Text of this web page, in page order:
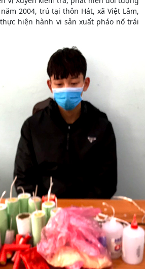
2004, trú tại thôn Hát, xã Việt Lâm,
hiện hành vi sản xuất pháo nổ trái